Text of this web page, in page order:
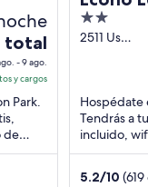
total
- 9 ago.
y cargos
Park.
de
de
2
out
2511 Us
Hospédate
Tendrás a
incluido,
gratis.
5.2/10